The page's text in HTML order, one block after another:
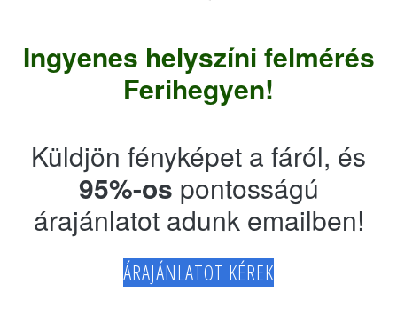
Ingyenes helyszíni felmérés
Ferihegyen!
Küldjön fényképet a fáról, és
95%-os pontosságú
árajánlatot adunk emailben!
ÁRAJÁNLATOT KÉREK